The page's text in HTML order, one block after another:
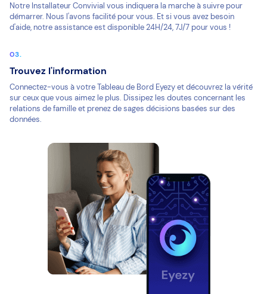
Notre Installateur Convivial vous indiquera la marche à suivre pour
démarrer. Nous l'avons facilité pour vous. Et si vous avez besoin
d'aide, notre assistance est disponible 24H/24, 7J/7 pour vous !
Trouvez l'information
Connectez-vous à votre Tableau de Bord Eyezy et découvrez la vérité
sur ceux que vous aimez le plus. Dissipez les doutes concernant les
relations de famille et prenez de sages décisions basées sur des
données.